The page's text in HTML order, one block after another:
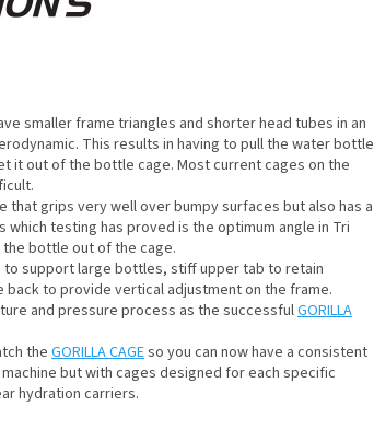
smaller frame triangles and shorter head tubes in an
This results in having to pull the water bottle
it out of the bottle cage. Most current cages on the
that grips very well over bumpy surfaces but also has a
testing has proved is the optimum angle in Tri
bottle out of the cage.
support large bottles, stiff upper tab to retain
to provide vertical adjustment on the frame.
and pressure process as the successfulGORILLA
the GORILLA CAGEso you can now have a consistent
but with cages designed for each specific
hydration carriers.